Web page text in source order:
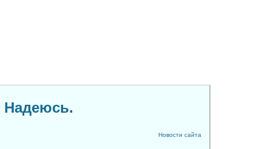
Надеюсь.
Новости сайта